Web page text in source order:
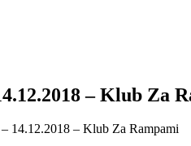
– Klub Za
14.12.2018 – Klub Za Rampami